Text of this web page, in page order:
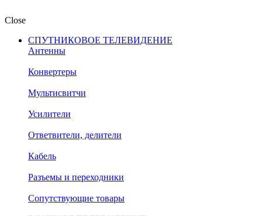
Close
СПУТНИКОВОЕ ТЕЛЕВИДЕНИЕ
Антенны
Конвертеры
Мультисвитчи
Усилители
Ответвители, делители
Кабель
Разъемы и переходники
Сопутствующие товары